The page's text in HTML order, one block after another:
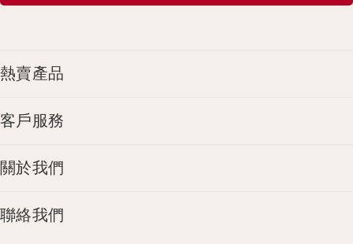
熱賣產品
客戶服務
關於我們
聯絡我們